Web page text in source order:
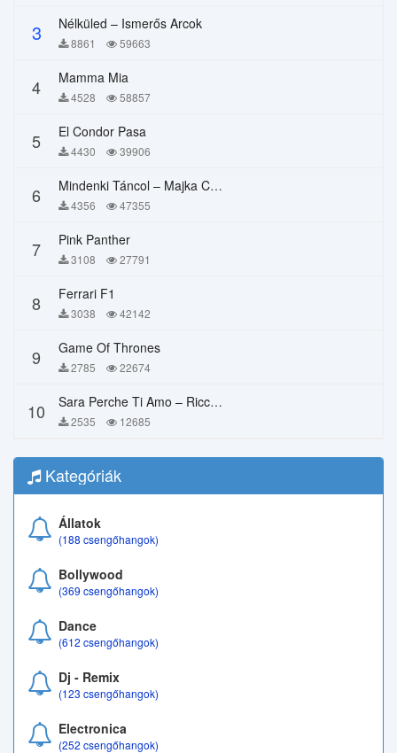
3 Nélküled – Ismerős Arcok
8861 59663
4 Mamma Mia
4528 58857
5 El Condor Pasa
4430 39906
6 Mindenki Táncol – Majka Curtis, Péter Majoros
4356 47355
7 Pink Panther
3108 27791
8 Ferrari F1
3038 42142
9 Game Of Thrones
2785 22674
10 Sara Perche Ti Amo – Ricchi E Poveri
2535 12685
Kategóriák
Állatok
(188 csengőhangok)
Bollywood
(369 csengőhangok)
Dance
(612 csengőhangok)
Dj - Remix
(123 csengőhangok)
Electronica
(252 csengőhangok)